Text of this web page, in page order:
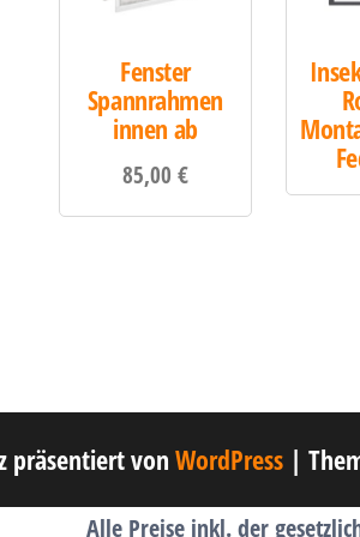
Fenster
Spannrahmen
innen ab
85,00 €
präsentiert von WordPress |
Alle Preise inkl. der